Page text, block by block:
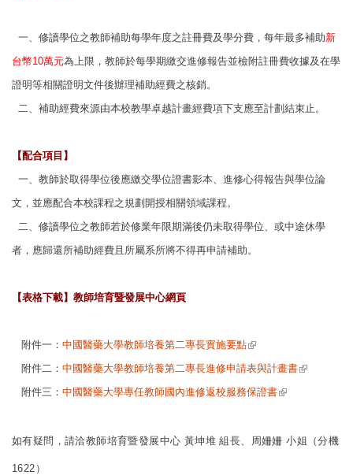
一、修讀學位之教師補助每學年度之註冊費及學分費，每年最多補助新
台幣10萬元為上限，教師於每學期繳交進修報告並檢附註冊費收據及在學
證明等相關證明文件後辦理補助經費之核銷。
二、補助經費來源由本校教學卓越計畫經費項下支應至計劃結束止。
【配合項目】
一、教師於取得學位後應繳交學位證書影本、進修心得報告與學位論
文，並應配合本校課程之規劃開授相關領域課程。
二、修讀學位之教師若於修業年限期滿後仍未取得學位、或中途休學
者，應歸還所補助經費且所屬系所將不得再申請補助。
【表格下載】教師培育暨發展中心網頁
附件一： 中國醫藥大學教師培養第二專長實施要點
(link is external)
附件二： 中國醫藥大學教師培養第二專長進修申請表與計畫書
(link is
附件三： 中國醫藥大學專任教師國內進修返校服務保證書
(link is
如有疑問，請洽教師培育暨發展中心 黃坤堆 組長、周姍姍 小姐（分機
1622）